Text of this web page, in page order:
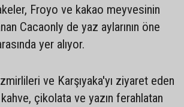
Froyo ve kakao meyvesinin
Cacaonly de yaz aylarının öne
yer alıyor.
ve Karşıyaka'yı ziyaret eden
çikolata ve yazın ferahlatan